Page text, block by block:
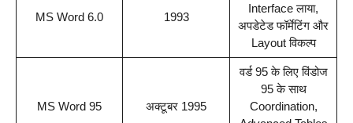
MS Word 6.0 1993
Interface लाया,
अपडेटेड फॉर्मेटिंग और
Layout विकल्प
MS Word 95 अक्टूबर 1995
वर्ड 95 के लिए विंडोज
95 के साथ
Coordination,